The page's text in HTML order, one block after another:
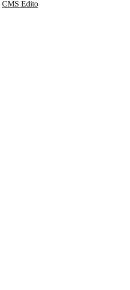
CMS Edito